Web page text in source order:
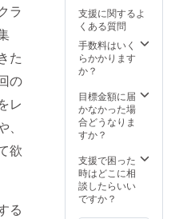
ラ
た
の
レ
欲
る
支援に関するよ
くある質問
手数料はいく
らかかります
か？
目標金額に届
かなかった場
合どうなりま
すか？
支援で困った
時はどこに相
談したらいい
ですか？